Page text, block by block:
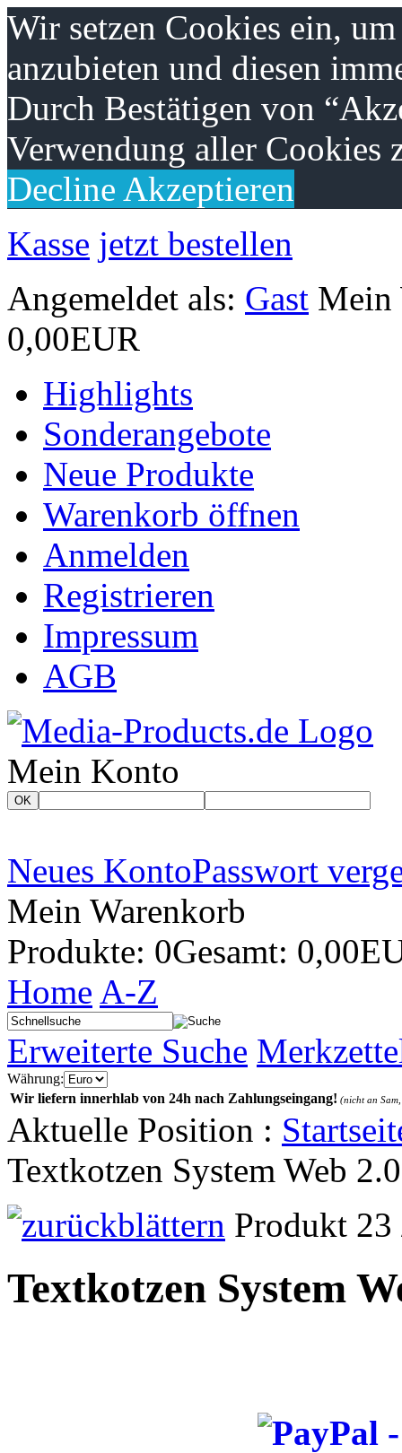
Wir setzen Cookies ein,
anzubieten und diesen
Durch Bestätigen von
Verwendung aller Cookies
Decline Akzeptieren
Kasse jetzt bestellen
Angemeldet als: Gast Mein
0,00EUR
Highlights
Sonderangebote
Neue Produkte
Warenkorb öffnen
Anmelden
Registrieren
Impressum
AGB
Mein Konto
OK
Neues KontoPasswort
Mein Warenkorb
Produkte: 0Gesamt:
Home A-Z
Erweiterte Suche
Währung:
Wir liefern innerhlab von 24h nach Zahlungseingang! (nicht an
Aktuelle Position :
Textkotzen System Web 2.0
Produkt
Textkotzen System